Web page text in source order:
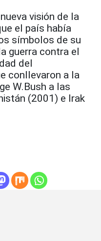
visión de la
el país había
símbolos de su
guerra contra el
del
conllevaron a la
W.Bush a las
(2001) e Irak